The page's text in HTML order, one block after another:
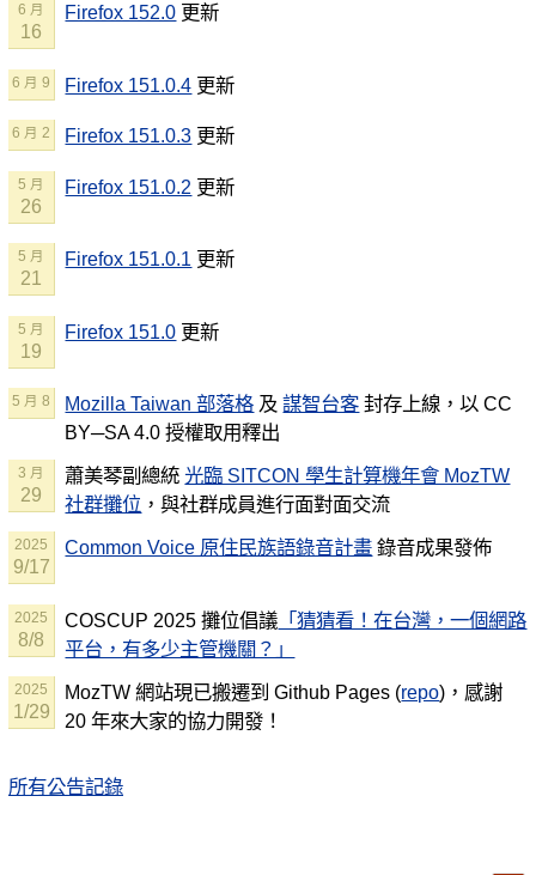
6 月
16
Firefox 152.0 更新
6 月 9 Firefox 151.0.4 更新
6 月 2 Firefox 151.0.3 更新
5 月
26
Firefox 151.0.2 更新
5 月
21
Firefox 151.0.1 更新
5 月
19
Firefox 151.0 更新
5 月 8 Mozilla Taiwan 部落格 及謀智台客 封存上線，以 CC
BY─SA 4.0 授權取用釋出
3 月
29
蕭美琴副總統光臨 SITCON 學生計算機年會 MozTW
社群攤位 ，與社群成員進行面對面交流
2025
9/17
Common Voice 原住民族語錄音計畫 錄音成果發佈
2025
8/8
COSCUP 2025 攤位倡議 「猜猜看！在台灣，一個網路
平台，有多少主管機關？」
2025
1/29
MozTW 網站現已搬遷到 Github Pages (repo)，感謝
20 年來大家的協力開發！
所有公告記錄